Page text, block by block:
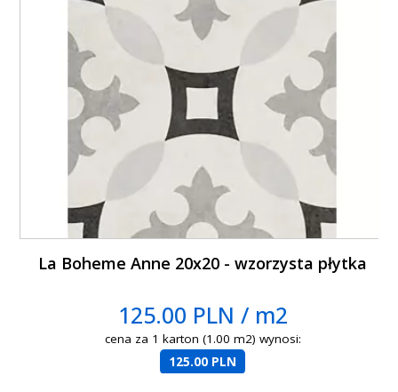
La Boheme Anne 20x20 - wzorzysta płytka
125.00 PLN / m2
cena za 1 karton (1.00 m2) wynosi:
125.00 PLN